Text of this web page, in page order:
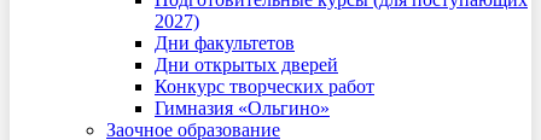
2027)
Дни факультетов
Дни открытых дверей
Конкурс творческих работ
Гимназия «Ольгино»
Заочное образование